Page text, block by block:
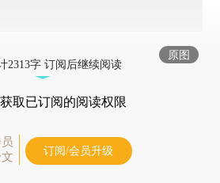
原图
2313字 订阅后继续阅读
取已订阅的阅读权限
订阅/会员升级